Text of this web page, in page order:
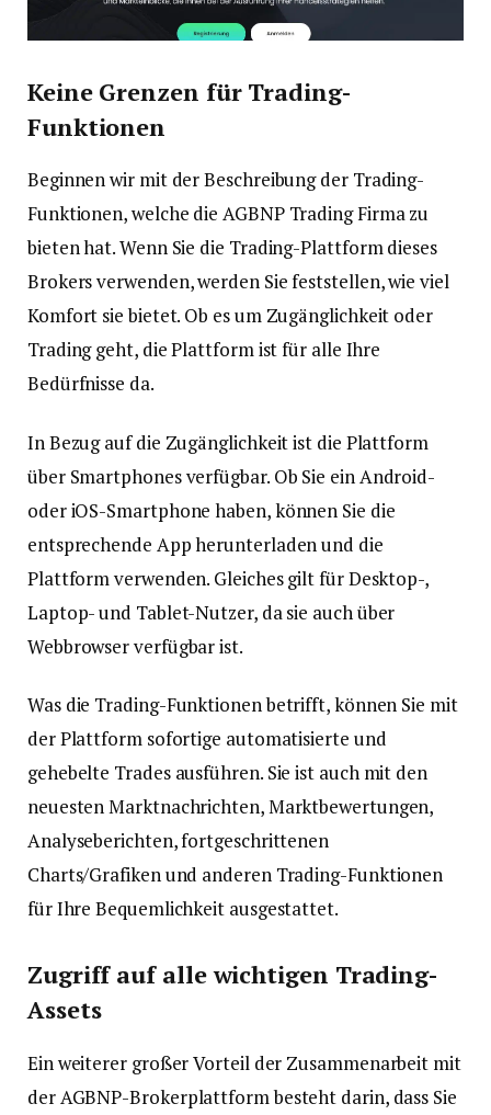
Keine Grenzen für Trading-
Funktionen
Beginnen wir mit der Beschreibung der Trading-
Funktionen, welche die AGBNP Trading Firma zu
bieten hat. Wenn Sie die Trading-Plattform dieses
Brokers verwenden, werden Sie feststellen, wie viel
Komfort sie bietet. Ob es um Zugänglichkeit oder
Trading geht, die Plattform ist für alle Ihre
Bedürfnisse da.
In Bezug auf die Zugänglichkeit ist die Plattform
über Smartphones verfügbar. Ob Sie ein Android-
oder iOS-Smartphone haben, können Sie die
entsprechende App herunterladen und die
Plattform verwenden. Gleiches gilt für Desktop-,
Laptop- und Tablet-Nutzer, da sie auch über
Webbrowser verfügbar ist.
Was die Trading-Funktionen betrifft, können Sie mit
der Plattform sofortige automatisierte und
gehebelte Trades ausführen. Sie ist auch mit den
neuesten Marktnachrichten, Marktbewertungen,
Analyseberichten, fortgeschrittenen
Charts/Grafiken und anderen Trading-Funktionen
für Ihre Bequemlichkeit ausgestattet.
Zugriff auf alle wichtigen Trading-
Assets
Ein weiterer großer Vorteil der Zusammenarbeit mit
der AGBNP-Brokerplattform besteht darin, dass Sie